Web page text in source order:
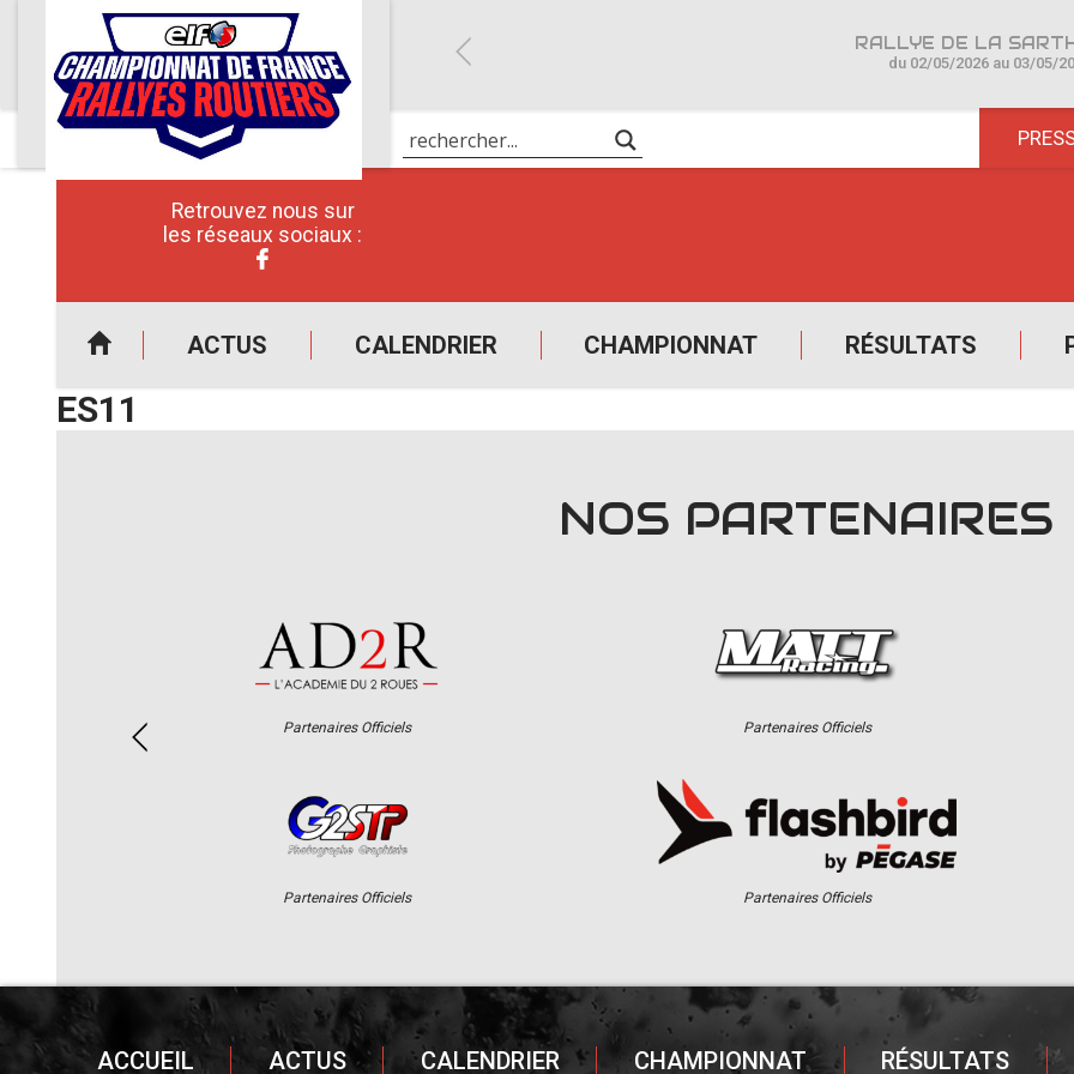
Retrouvez nous sur
les réseaux sociaux :
ACTUS CALENDRIER CHAMPIONNAT RÉSULTATS
du 02/05/2026 au 03/05/
ES11
NOS PARTENAIRES
Partenaires Officiels
Partenaires Officiels
Partenaires Officiels
Partenaires Officiels
ACCUEIL ACTUS CALENDRIER CHAMPIONNAT RÉSULTATS